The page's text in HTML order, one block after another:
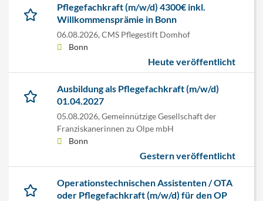
Pflegefachkraft (m/w/d) 4300€ inkl.
Willkommensprämie in Bonn
06.08.2026, CMS Pflegestift Domhof
Bonn
Heute veröffentlicht
Ausbildung als Pflegefachkraft (m/w/d)
01.04.2027
05.08.2026, Gemeinnützige Gesellschaft der
Franziskanerinnen zu Olpe mbH
Bonn
Gestern veröffentlicht
Operationstechnischen Assistenten / OTA
oder Pflegefachkraft (m/w/d) für den OP